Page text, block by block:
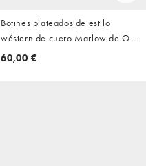
Botines plateados de estilo
wéstern de cuero Marlow de Off
The Hook
60,00 €